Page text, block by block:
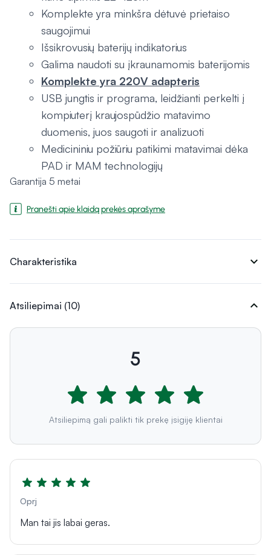
Komplekte yra minkšra dėtuvė prietaiso
saugojimui
Išsikrovusių baterijų indikatorius
Galima naudoti su įkraunamomis baterijomis
Komplekte yra 220V adapteris
USB jungtis ir programa, leidžianti perkelti į
kompiuterį kraujospūdžio matavimo
duomenis, juos saugoti ir analizuoti
Medicininiu požiūriu patikimi matavimai dėka
PAD ir MAM technologijų
Garantija 5 metai
Pranešti apie klaidą prekės aprašyme
Charakteristika expand_more
Atsiliepimai (10) expand_more
5
Atsiliepimą gali palikti tik prekę įsigiję klientai
Oprj
Man tai jis labai geras.